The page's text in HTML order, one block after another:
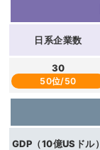
日系企業数
30
50位/50
GDP（10億USドル）